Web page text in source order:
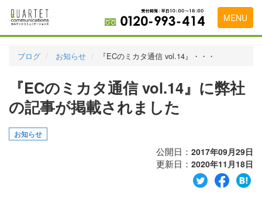
MENU
実績・お客様の声
初めて導入をお考えの方
代理店の乗り換えをお考えの方
ブログ お知らせ 『ECのミカタ通信 vol.14』・・・
『ECのミカタ通信 vol.14』に弊社
の記事が掲載されました
お知らせ
公開日： 2017年09月29日
更新日： 2020年11月18日